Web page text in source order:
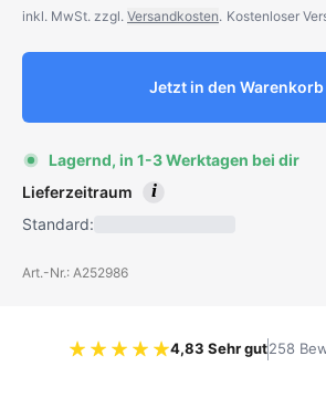
inkl. MwSt. zzgl. Versandkosten. Kostenloser
Jetzt in den Warenkorb
Lagernd, in 1-3 Werktagen bei dir
Lieferzeitraum
i
Standard:
Art.-Nr.: A252986
Bewertung 4.83 von 5 Sternen
4,83 Sehr gut258